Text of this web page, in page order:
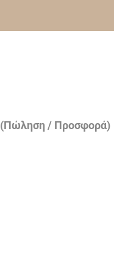
(Πώληση / Προσφορά)